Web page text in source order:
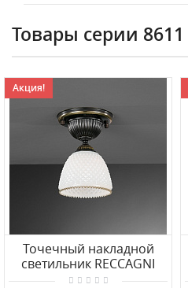
Товары серии 8611
Акция!
Точечный накладной
светильник RECCAGNI
ANGELO PL 8611/1